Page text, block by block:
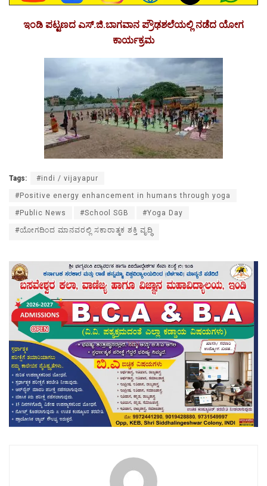
ಇಂಡಿ ಪಟ್ಟಣದ ಎಸ್.ಜಿ.ಬಾಗವಾನ ಪ್ರೌಢಶಲೆಯಲ್ಲಿ ನಡೆದ ಯೋಗ
ಕಾರ್ಯಕ್ರಮ
Tags: #indi / vijayapur
#Positive energy enhancement in humans through yoga
#Public News #School SGB #Yoga Day
#ಯೋಗದಿಂದ ಮಾನವರಲ್ಲಿ ಸಕಾರಾತ್ಮಕ ಶಕ್ತಿ ವೃದ್ಧಿ